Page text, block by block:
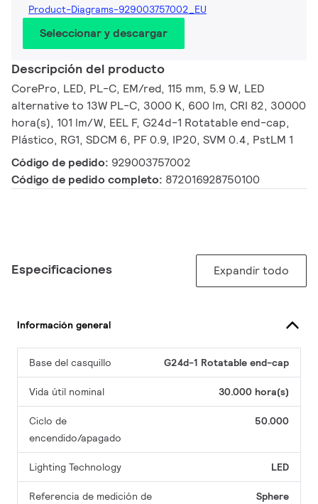
Product-Diagrams-929003757002_EU
Seleccionar y descargar
Descripción del producto
CorePro, LED, PL-C, EM/red, 115 mm, 5.9 W, LED
alternative to 13W PL-C, 3000 K, 600 lm, CRI 82, 30000
hora(s), 101 lm/W, EEL F, G24d-1 Rotatable end-cap,
Plástico, RG1, SDCM 6, PF 0.9, IP20, SVM 0.4, PstLM 1
Código de pedido: 929003757002
Código de pedido completo: 872016928750100
Especificaciones Expandir todo
Información general
Base del casquillo G24d-1 Rotatable end-cap
Vida útil nominal 30.000 hora(s)
Ciclo de
encendido/apagado
50.000
Lighting Technology LED
Referencia de medición de
Sphere